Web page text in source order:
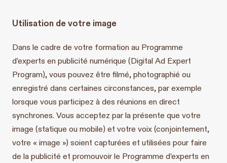
Utilisation de votre image
Dans le cadre de votre formation au Programme
d’experts en publicité numérique (Digital Ad Expert
Program), vous pouvez être filmé, photographié ou
enregistré dans certaines circonstances, par exemple
lorsque vous participez à des réunions en direct
synchrones. Vous acceptez par la présente que votre
image (statique ou mobile) et votre voix (conjointement,
votre « image ») soient capturées et utilisées pour faire
de la publicité et promouvoir le Programme d’experts en